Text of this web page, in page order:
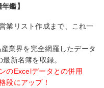
鑑】
業リスト作成まで、これ一
業界を完全網羅したデータ
新名簿を収録。
のExcelデータとの併用
段にアップ！